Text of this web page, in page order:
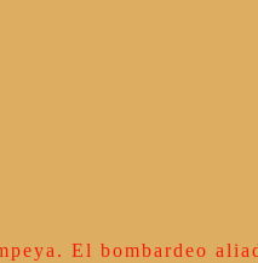
El bombardeo